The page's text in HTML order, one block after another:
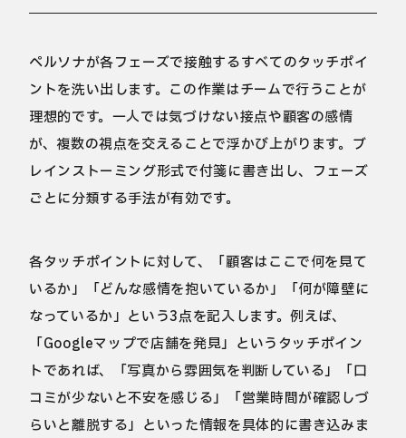
ペルソナが各フェーズで接触するすべてのタッチポイ
ントを洗い出します。この作業はチームで行うことが
理想的です。一人では気づけない接点や顧客の感情
が、複数の視点を交えることで浮かび上がります。ブ
レインストーミング形式で付箋に書き出し、フェーズ
ごとに分類する手法が有効です。
各タッチポイントに対して、「顧客はここで何を見て
いるか」「どんな感情を抱いているか」「何が障壁に
なっているか」という3点を記入します。例えば、
「Googleマップで店舗を発見」というタッチポイン
トであれば、「写真から雰囲気を判断している」「口
コミが少ないと不安を感じる」「営業時間が確認しづ
らいと離脱する」といった情報を具体的に書き込みま